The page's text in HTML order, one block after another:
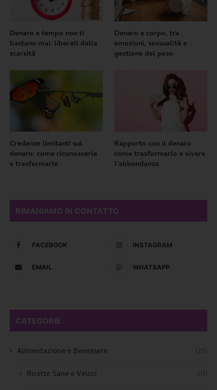
Denaro e tempo non ti
bastano mai: liberati dalla
scarsità
Denaro e corpo, tra
emozioni, sessualità e
gestione del peso
Credenze limitanti sul
denaro: come riconoscerle
e trasformarle
Rapporto con il denaro:
come trasformarlo e vivere
l’abbondanza
RIMANIAMO IN CONTATTO
FACEBOOK INSTAGRAM
EMAIL WHATSAPP
CATEGORIE
Alimentazione e Benessere
(29)
Ricette Sane e Veloci
(11)